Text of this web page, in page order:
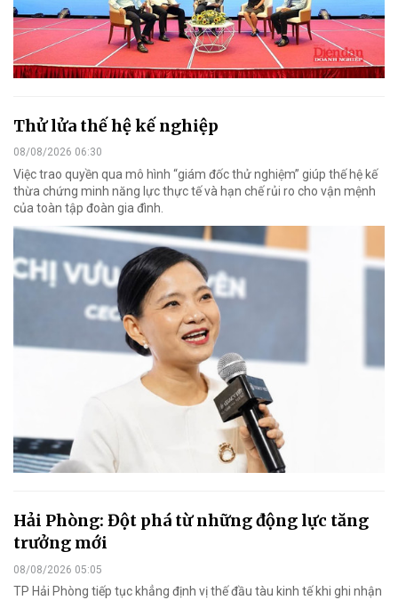
Thử lửa thế hệ kế nghiệp
08/08/2026 06:30
Việc trao quyền qua mô hình “giám đốc thử nghiệm” giúp thế hệ kế
thừa chứng minh năng lực thực tế và hạn chế rủi ro cho vận mệnh
của toàn tập đoàn gia đình.
Hải Phòng: Đột phá từ những động lực tăng
trưởng mới
08/08/2026 05:05
TP Hải Phòng tiếp tục khẳng định vị thế đầu tàu kinh tế khi ghi nhận